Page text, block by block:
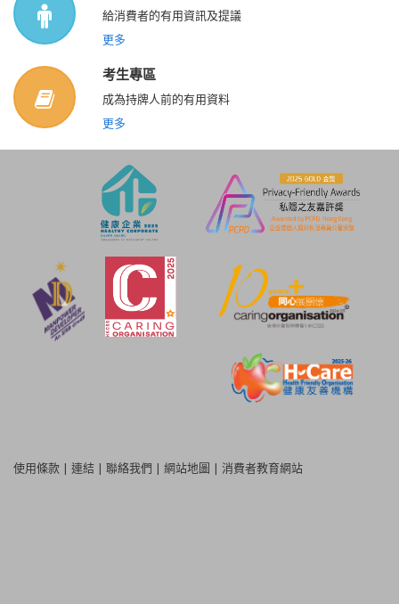
給消費者的有用資訊及提議
更多
考生專區
成為持牌人前的有用資料
更多
使用條款 | 連結 | 聯絡我們 | 網站地圖 | 消費者教育網站